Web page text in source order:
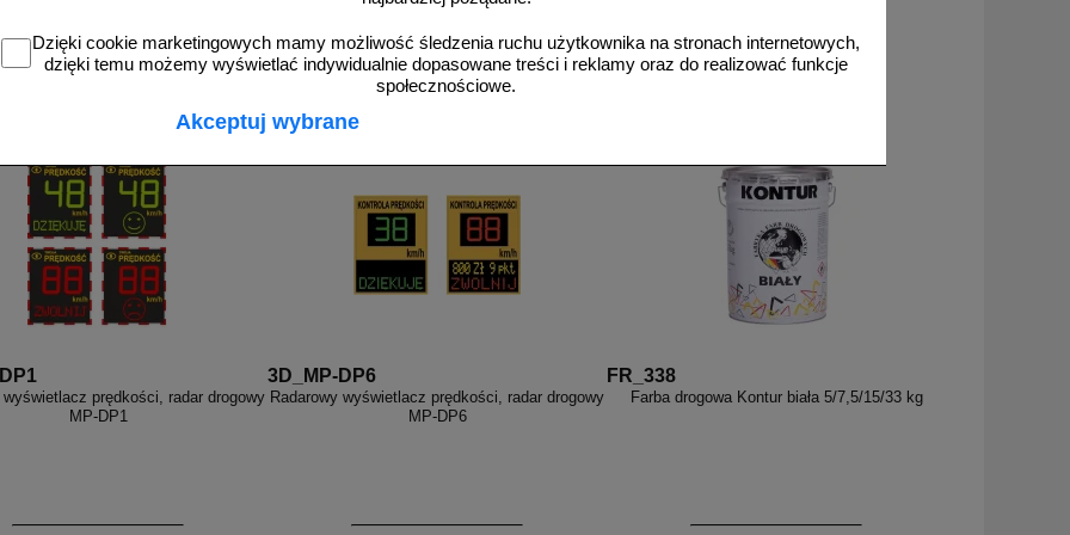
Dzięki cookie marketingowych mamy możliwość śledzenia ruchu użytkownika na stronach internetowych,
dzięki temu możemy wyświetlać indywidualnie dopasowane treści i reklamy oraz do realizować funkcje
społecznościowe.
Akceptuj wybrane
wyświetlacz prędkości, radar drogowy
MP-DP1
3D_MP-DP6
Radarowy wyświetlacz prędkości, radar drogowy
MP-DP6
FR_338
Farba drogowa Kontur biała 5/7,5/15/33 kg